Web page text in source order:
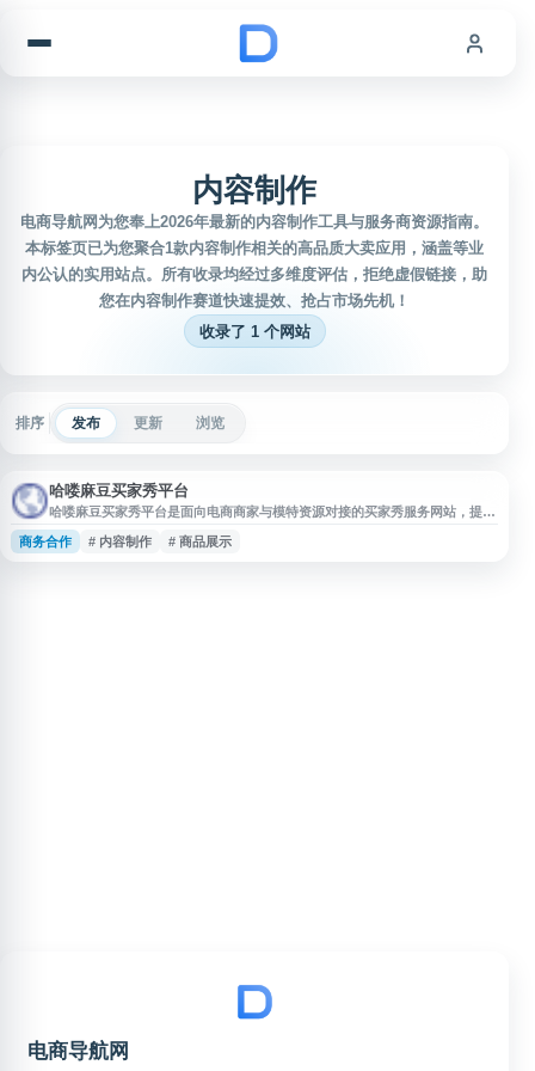
内容制作
电商导航网为您奉上2026年最新的内容制作工具与服务商资源指南。
本标签页已为您聚合1款内容制作相关的高品质大卖应用，涵盖等业
内公认的实用站点。所有收录均经过多维度评估，拒绝虚假链接，助
您在内容制作赛道快速提效、抢占市场先机！
收录了 1 个网站
排序 发布 更新 浏览
哈喽麻豆买家秀平台
哈喽麻豆买家秀平台是面向电商商家与模特资源对接的买家秀服务网站，提供
与商品展示、买家秀拍摄、模特合作等相关的信息入口。平台适合需要提升商
品图片内容、丰富店铺展示素材的用户了解相关服务与合作方式，可作为电商
商务合作 # 内容制作 # 商品展示
电商导航网